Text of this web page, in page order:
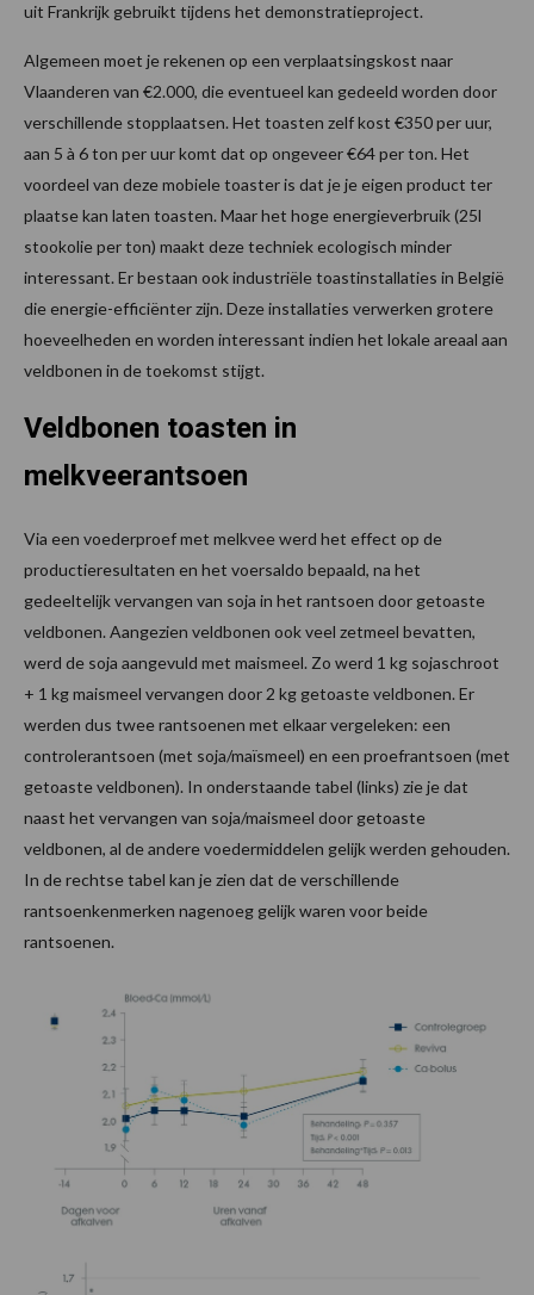
uit Frankrijk gebruikt tijdens het demonstratieproject.
Algemeen moet je rekenen op een verplaatsingskost naar
Vlaanderen van €2.000, die eventueel kan gedeeld worden door
verschillende stopplaatsen. Het toasten zelf kost €350 per uur,
aan 5 à 6 ton per uur komt dat op ongeveer €64 per ton. Het
voordeel van deze mobiele toaster is dat je je eigen product ter
plaatse kan laten toasten. Maar het hoge energieverbruik (25l
stookolie per ton) maakt deze techniek ecologisch minder
interessant. Er bestaan ook industriële toastinstallaties in België
die energie-efficiënter zijn. Deze installaties verwerken grotere
hoeveelheden en worden interessant indien het lokale areaal aan
veldbonen in de toekomst stijgt.
Veldbonen toasten in
melkveerantsoen
Via een voederproef met melkvee werd het effect op de
productieresultaten en het voersaldo bepaald, na het
gedeeltelijk vervangen van soja in het rantsoen door getoaste
veldbonen. Aangezien veldbonen ook veel zetmeel bevatten,
werd de soja aangevuld met maismeel. Zo werd 1 kg sojaschroot
+ 1 kg maismeel vervangen door 2 kg getoaste veldbonen. Er
werden dus twee rantsoenen met elkaar vergeleken: een
controlerantsoen (met soja/maïsmeel) en een proefrantsoen (met
getoaste veldbonen). In onderstaande tabel (links) zie je dat
naast het vervangen van soja/maismeel door getoaste
veldbonen, al de andere voedermiddelen gelijk werden gehouden.
In de rechtse tabel kan je zien dat de verschillende
rantsoenkenmerken nagenoeg gelijk waren voor beide
rantsoenen.